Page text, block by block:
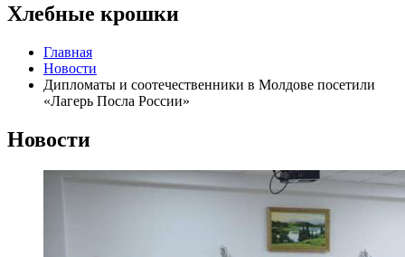
Хлебные крошки
Главная
Новости
Дипломаты и соотечественники в Молдове посетили
«Лагерь Посла России»
Новости